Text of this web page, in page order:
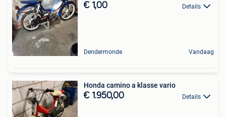
€ 1,00 Details
Dendermonde Vandaag
Honda camino a klasse vario
€ 1.950,00 Details